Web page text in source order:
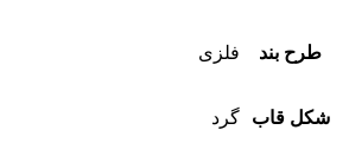
طرح بند فلزی
شکل قاب گرد